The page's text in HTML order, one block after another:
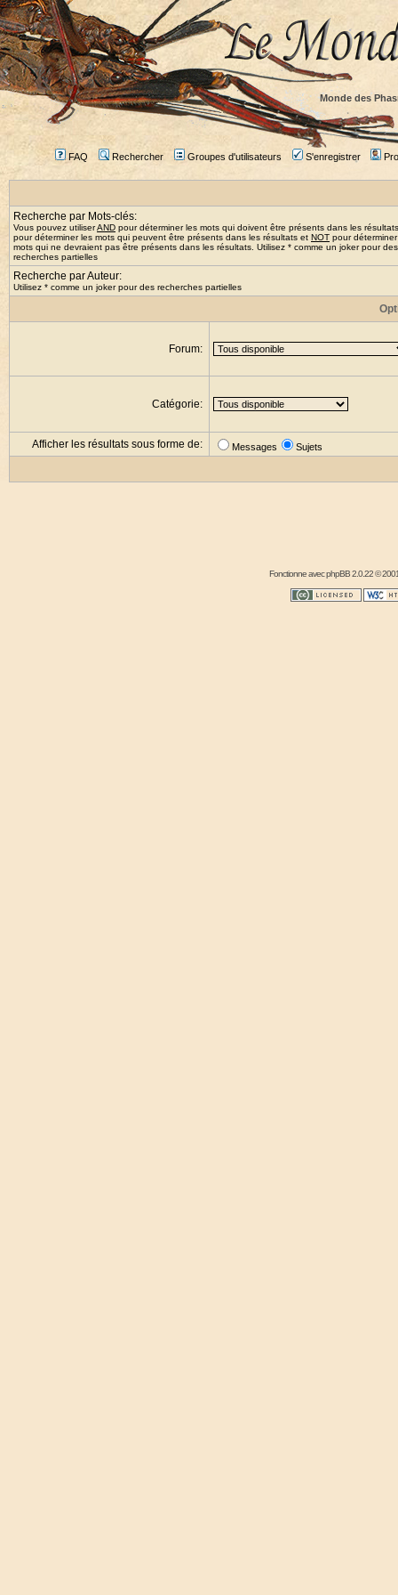
Monde des
FAQ Rechercher Groupes d'utilisateurs S'enregistrer
Recherche par Mots-clés:
Vous pouvez utiliserAND pour déterminer les mots qui doivent être présents dans les
pour déterminer les mots qui peuvent être présents dans les résultats et NOT pour
mots qui ne devraient pas être présents dans les résultats. Utilisez * comme un joker pour des
recherches partielles
Recherche par Auteur:
Utilisez * comme un joker pour des recherches partielles
Forum:
Catégorie:
Afficher les résultats sous forme de: Messages Sujets
Fonctionne avecphpBB2.0.22 ©